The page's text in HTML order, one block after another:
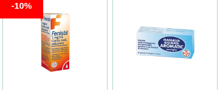
CAPSULE
30G AL
10%